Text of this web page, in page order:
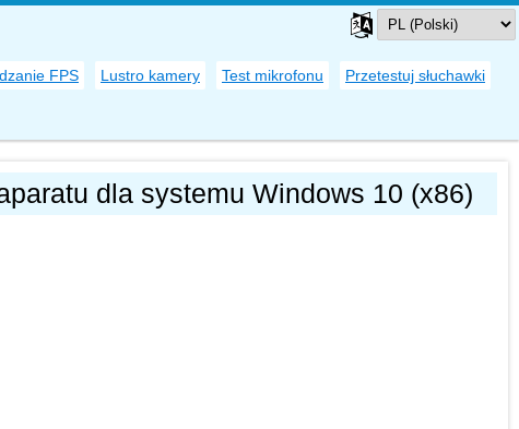
FPS Lustro kamery Test mikrofonu Przetestuj słuchawki
dla systemu Windows 10 (x86)